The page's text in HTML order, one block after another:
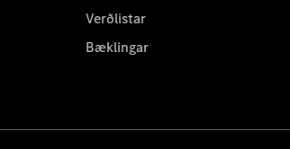
Verðlistar
Bæklingar